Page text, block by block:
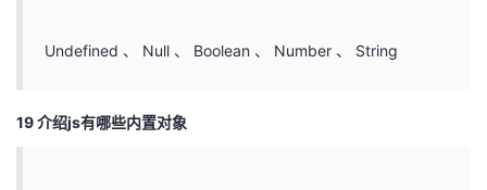
Undefined 、 Null 、 Boolean 、 Number 、 String
19 介绍js有哪些内置对象